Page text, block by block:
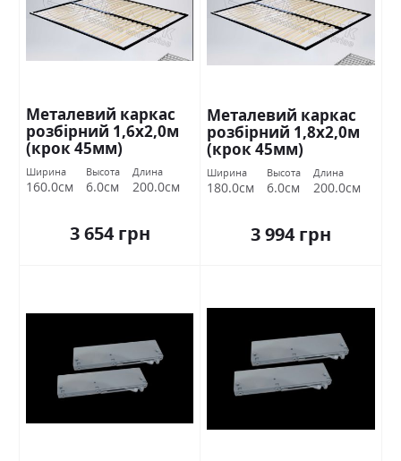
Металевий каркас
розбірний 1,6х2,0м
(крок 45мм)
Ширина
160.0см
Высота
6.0см
Длина
200.0см
3 654 грн
Металевий каркас
розбірний 1,8х2,0м
(крок 45мм)
Ширина
180.0см
Высота
6.0см
Длина
200.0см
3 994 грн